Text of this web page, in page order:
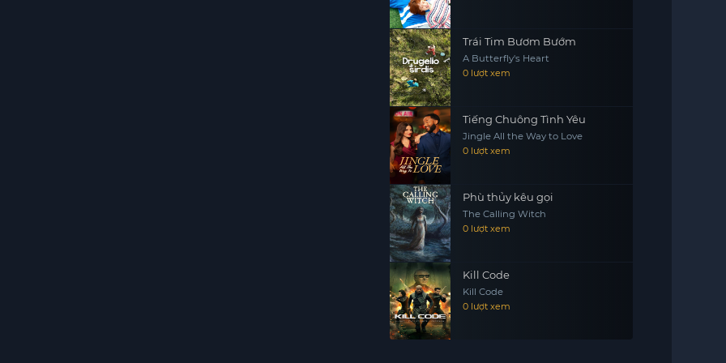
Trái Tim Bươm Bướm
A Butterfly's Heart
0 lượt xem
Tiếng Chuông Tình Yêu
Jingle All the Way to Love
0 lượt xem
Phù thủy kêu gọi
The Calling Witch
0 lượt xem
Kill Code
Kill Code
0 lượt xem